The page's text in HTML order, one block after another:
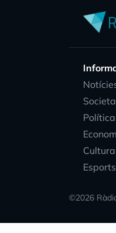
Política
Cultura
Esports
©2026